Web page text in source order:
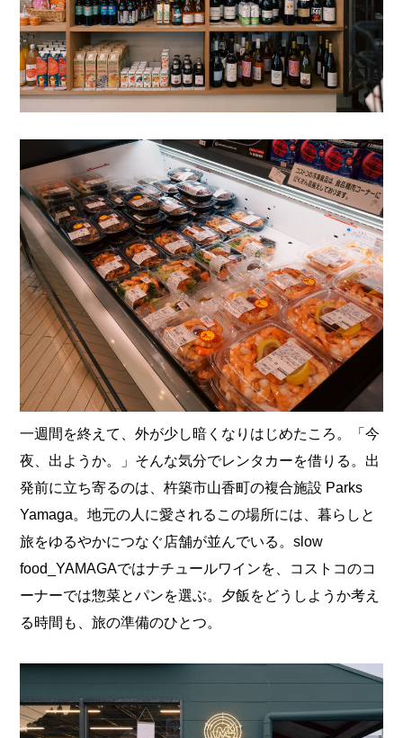
一週間を終えて、外が少し暗くなりはじめたころ。「今
夜、出ようか。」そんな気分でレンタカーを借りる。出
発前に立ち寄るのは、杵築市山香町の複合施設 Parks
Yamaga。地元の人に愛されるこの場所には、暮らしと
旅をゆるやかにつなぐ店舗が並んでいる。slow
food_YAMAGAではナチュールワインを、コストコのコ
ーナーでは惣菜とパンを選ぶ。夕飯をどうしようか考え
る時間も、旅の準備のひとつ。